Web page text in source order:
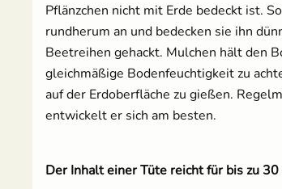
Pflänzchen nicht mit Erde bedeckt ist.
rundherum an und bedecken sie ihn
Beetreihen gehackt. Mulchen hält den
gleichmäßige Bodenfeuchtigkeit zu
auf der Erdoberfläche zu gießen.
entwickelt er sich am besten.
Der Inhalt einer Tüte reicht für bis zu 30